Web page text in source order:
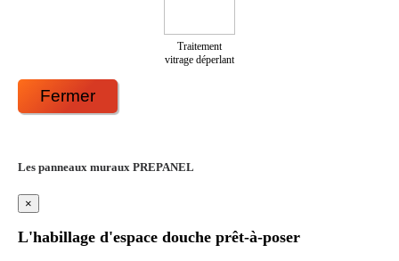
Traitement
vitrage déperlant
Fermer
Les panneaux muraux PREPANEL
×
L'habillage d'espace douche prêt-à-poser